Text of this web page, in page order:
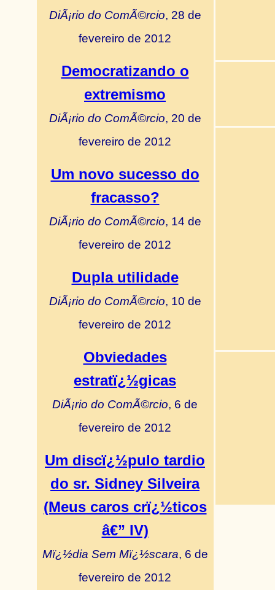
DiÃ¡rio do ComÃ©rcio, 28 de
fevereiro de 2012
Democratizando o
extremismo
DiÃ¡rio do ComÃ©rcio, 20 de
fevereiro de 2012
Um novo sucesso do
fracasso?
DiÃ¡rio do ComÃ©rcio, 14 de
fevereiro de 2012
Dupla utilidade
DiÃ¡rio do ComÃ©rcio, 10 de
fevereiro de 2012
Obviedades
estratï¿½gicas
DiÃ¡rio do ComÃ©rcio, 6 de
fevereiro de 2012
Um discï¿½pulo tardio
do sr. Sidney Silveira
(Meus caros crï¿½ticos
â€” IV)
Mï¿½dia Sem Mï¿½scara, 6 de
fevereiro de 2012